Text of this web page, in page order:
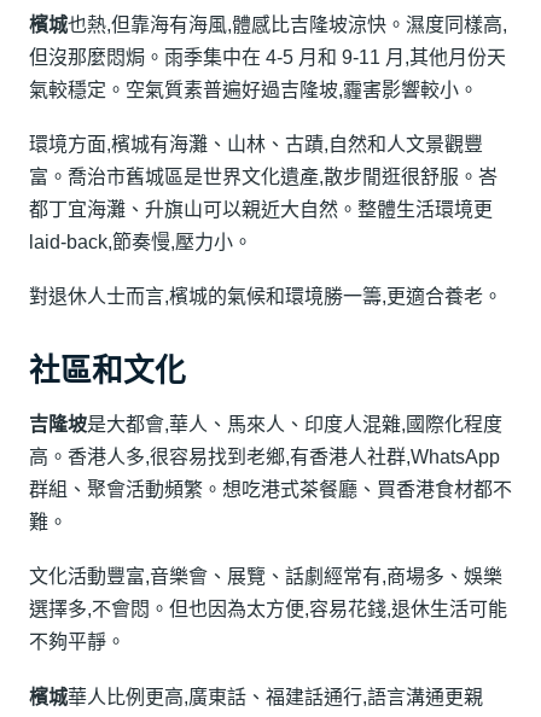
檳城也熱,但靠海有海風,體感比吉隆坡涼快。濕度同樣高,
但沒那麼悶焗。雨季集中在 4-5 月和 9-11 月,其他月份天
氣較穩定。空氣質素普遍好過吉隆坡,霾害影響較小。
環境方面,檳城有海灘、山林、古蹟,自然和人文景觀豐
富。喬治市舊城區是世界文化遺產,散步閒逛很舒服。峇
都丁宜海灘、升旗山可以親近大自然。整體生活環境更
laid-back,節奏慢,壓力小。
對退休人士而言,檳城的氣候和環境勝一籌,更適合養老。
社區和文化
吉隆坡是大都會,華人、馬來人、印度人混雜,國際化程度
高。香港人多,很容易找到老鄉,有香港人社群,WhatsApp
群組、聚會活動頻繁。想吃港式茶餐廳、買香港食材都不
難。
文化活動豐富,音樂會、展覽、話劇經常有,商場多、娛樂
選擇多,不會悶。但也因為太方便,容易花錢,退休生活可能
不夠平靜。
檳城華人比例更高,廣東話、福建話通行,語言溝通更親